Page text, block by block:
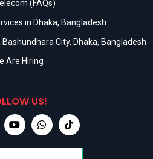
(FAQs)
in Dhaka, Bangladesh
City, Dhaka, Bangladesh
Are Hiring
US!